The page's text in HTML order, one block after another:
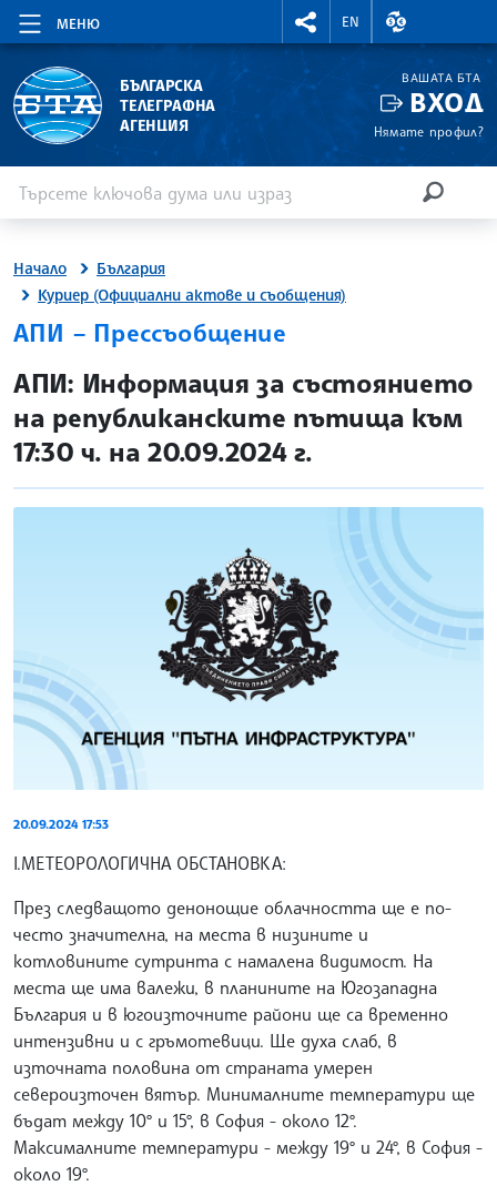
МЕНЮ
RIGHTMENU.SOCIAL
EN
ВАЛУТНИ
БЪЛГАРСКА
ТЕЛЕГРАФНА
АГЕНЦИЯ
ВАШАТА БТА
ВХОД
Нямате профил?
Начало
България
Куриер (Официални актове и съобщения)
АПИ – Прессъобщение
site.bta
АПИ: Информация за състоянието
на републиканските пътища към
17:30 ч. на 20.09.2024 г.
20.09.2024 17:53
I.МЕТЕОРОЛОГИЧНА ОБСТАНОВКА:
През следващото денонощие облачността ще е по-
често значителна, на места в низините и
котловините сутринта с намалена видимост. На
места ще има валежи, в планините на Югозападна
България и в югоизточните райони ще са временно
интензивни и с гръмотевици. Ще духа слаб, в
източната половина от страната умерен
североизточен вятър. Минималните температури ще
бъдат между 10° и 15°, в София - около 12°.
Максималните температури - между 19° и 24°, в София -
около 19°.